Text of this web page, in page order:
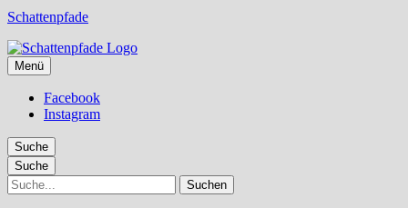
Schattenpfade
Menü
Facebook
Instagram
Suche
Suche
Suche